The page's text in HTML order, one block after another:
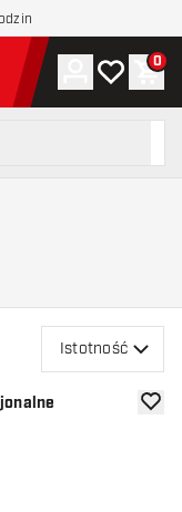
Konto
Moja lista
0
Istotność
Profesjonalne